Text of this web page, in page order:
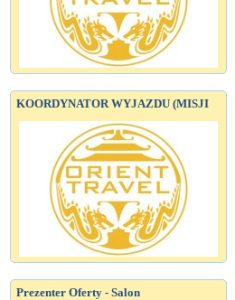
KOORDYNATOR WYJAZDU (MISJI
Prezenter Oferty - Salon